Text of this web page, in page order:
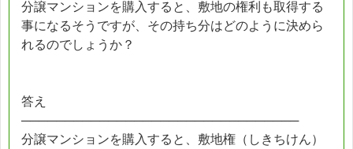
分譲マンションを購入すると、敷地の権利も取得する
事になるそうですが、その持ち分はどのように決めら
れるのでしょうか？
答え
────────────────────────────────
分譲マンションを購入すると、敷地権（しきちけん）